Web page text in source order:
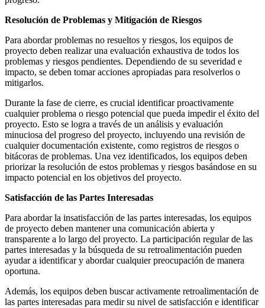
Resolución de Problemas y Mitigación de Riesgos
Para abordar problemas no resueltos y riesgos, los equipos de
proyecto deben realizar una evaluación exhaustiva de todos los
problemas y riesgos pendientes. Dependiendo de su severidad e
impacto, se deben tomar acciones apropiadas para resolverlos o
mitigarlos.
Durante la fase de cierre, es crucial identificar proactivamente
cualquier problema o riesgo potencial que pueda impedir el éxito del
proyecto. Esto se logra a través de un análisis y evaluación
minuciosa del progreso del proyecto, incluyendo una revisión de
cualquier documentación existente, como registros de riesgos o
bitácoras de problemas. Una vez identificados, los equipos deben
priorizar la resolución de estos problemas y riesgos basándose en su
impacto potencial en los objetivos del proyecto.
Satisfacción de las Partes Interesadas
Para abordar la insatisfacción de las partes interesadas, los equipos
de proyecto deben mantener una comunicación abierta y
transparente a lo largo del proyecto. La participación regular de las
partes interesadas y la búsqueda de su retroalimentación pueden
ayudar a identificar y abordar cualquier preocupación de manera
oportuna.
Además, los equipos deben buscar activamente retroalimentación de
las partes interesadas para medir su nivel de satisfacción e identificar